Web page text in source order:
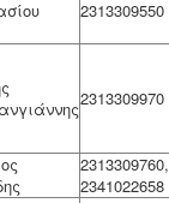
2313309550
2313309970
2313309760,
2341022658